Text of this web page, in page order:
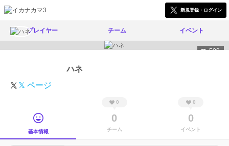
新規登録・ログイン
プレイヤー チーム イベント
509
ハネ
𝕏 ページ
基本情報
0
0
チーム
0
0
イベント